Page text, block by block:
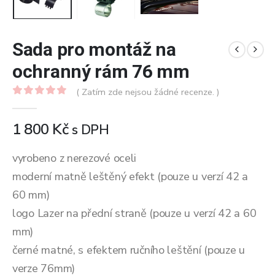
Sada pro montáž na
ochranný rám 76 mm
( Zatím zde nejsou žádné recenze. )
1 800 Kčs DPH
vyrobeno z nerezové oceli
moderní matně leštěný efekt (pouze u verzí 42 a
60 mm)
logo Lazer na přední straně (pouze u verzí 42 a 60
mm)
černé matné, s efektem ručního leštění (pouze u
verze 76mm)